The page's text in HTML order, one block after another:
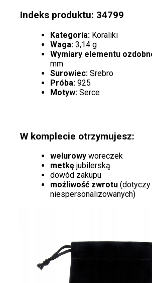
Indeks produktu: 34799
Kategoria: Koraliki
Waga: 3,14 g
Wymiary elementu
mm
Surowiec: Srebro
Próba: 925
Motyw: Serce
W komplecie otrzymujesz:
welurowy woreczek
metkę jubilerską
dowód zakupu
możliwość zwrotu
niespersonalizowanych)